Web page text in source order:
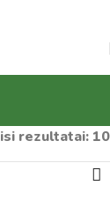
rezultatai: 10